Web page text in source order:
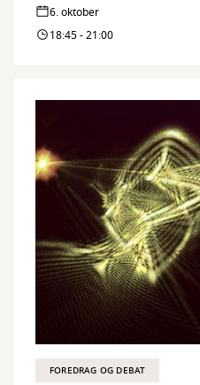
6. oktober
18:45 - 21:00
FOREDRAG OG DEBAT